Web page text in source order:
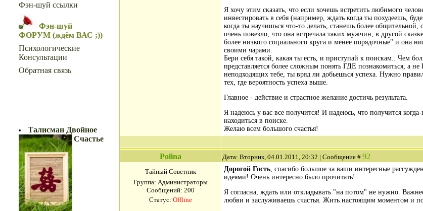
Фэн-шуй ссылки
Фэн-шуй
ФОРУМ (ждём ВАС ;))
Психологические
Консультации
Обратная связь
Талисман Двойное
Счастье
Я хочу этим сказать, что если хочешь встретить любимого
инвестировать в себя (например, ждать когда ты похудеешь,
когда ты научишься что-то делать, станешь более
очень повезло, что она встречала таких мужчин, в другой
более низкого социального круга и менее порядочные" и она
своими чарами.
Бери себя такой, какая ты есть, и приступай к поискам.. Чем
представляется более сложным понять ГДЕ познакомиться, а
неподходящих тебе, ты вряд ли добьешься успеха. Нужно
тех, где вероятность успеха выше.
Главное - действие и страстное желание достичь результата.
Я надеюсь у вас все получится! И надеюсь, что получится
находиться в поиске.
Желаю всем большого счастья!
Polina Дата: Вторник, 04.01.2011, 20:32 | Сообщение # 92
Тайный Советник
Группа: Администраторы
Сообщений: 200
Статус: Offline
Дорогой Гость, спасибо большое за ваши интересные
идеями! Очень интересно было прочитать!
Я согласна, ждать или откладывать "на потом" не нужно.
любви и заслуживаешь счастья. Жить настоящим моментом и